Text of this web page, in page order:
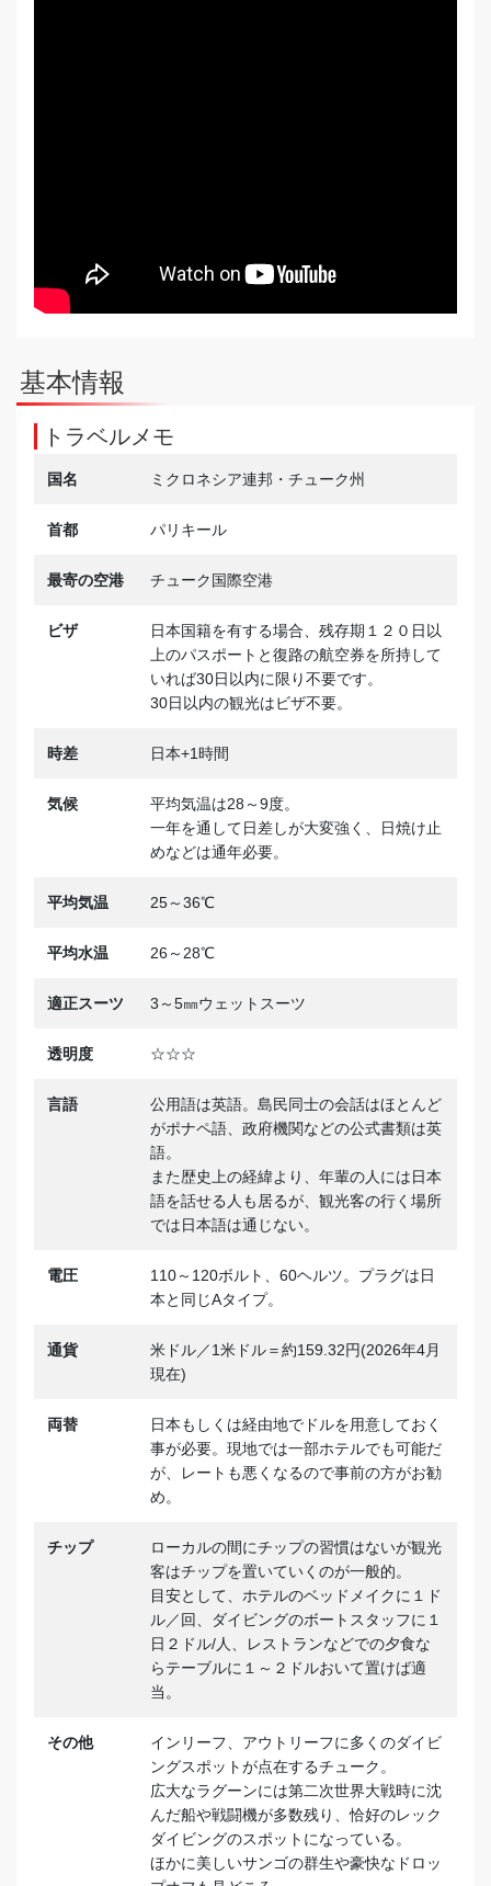
基本情報
トラベルメモ
国名 ミクロネシア連邦・チューク州
首都 パリキール
最寄の空港 チューク国際空港
ビザ
日本国籍を有する場合、残存期１２０日以
上のパスポートと復路の航空券を所持して
いれば30日以内に限り不要です。
30日以内の観光はビザ不要。
時差 日本+1時間
気候
平均気温は28～9度。
一年を通して日差しが大変強く、日焼け止
めなどは通年必要。
平均気温 25～36℃
平均水温 26～28℃
適正スーツ 3～5㎜ウェットスーツ
透明度 ☆☆☆
言語
公用語は英語。島民同士の会話はほとんど
がポナペ語、政府機関などの公式書類は英
語。
また歴史上の経緯より、年輩の人には日本
語を話せる人も居るが、観光客の行く場所
では日本語は通じない。
電圧
110～120ボルト、60ヘルツ。プラグは日
本と同じAタイプ。
通貨
米ドル／1米ドル＝約159.32円(2026年4月
現在)
両替
日本もしくは経由地でドルを用意しておく
事が必要。現地では一部ホテルでも可能だ
が、レートも悪くなるので事前の方がお勧
め。
チップ
ローカルの間にチップの習慣はないが観光
客はチップを置いていくのが一般的。
目安として、ホテルのベッドメイクに１ド
ル／回、ダイビングのボートスタッフに１
日２ドル/人、レストランなどでの夕食な
らテーブルに１～２ドルおいて置けば適
当。
その他
インリーフ、アウトリーフに多くのダイビ
ングスポットが点在するチューク。
広大なラグーンには第二次世界大戦時に沈
んだ船や戦闘機が多数残り、恰好のレック
ダイビングのスポットになっている。
ほかに美しいサンゴの群生や豪快なドロッ